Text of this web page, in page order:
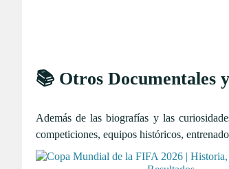
📚 Otros Documentales
Además de las biografías y las
competiciones, equipos históricos,